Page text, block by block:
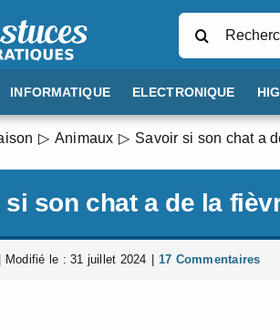
INFORMATIQUE ELECTRONIQUE
Animaux Savoir si son chat a
si son chat a de la
Modifié le : 31 juillet 2024 17 Commentaires